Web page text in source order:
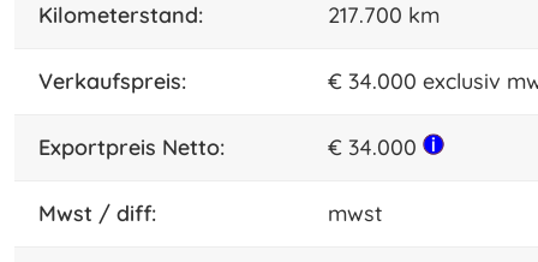
kilometerstand: 217.700 km
Verkaufspreis: € 34.000 exclusiv
Exportpreis Netto: € 34.000
mwst / diff: mwst